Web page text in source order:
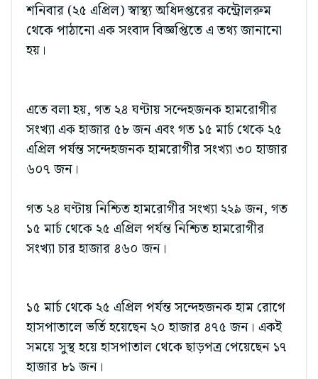
শনিবার (২৫ এপ্রিল) স্বাস্থ্য অধিদপ্তরের কন্ট্রোলরুম
থেকে পাঠানো এক সংবাদ বিজ্ঞপ্তিতে এ তথ্য জানানো
হয়।
এতে বলা হয়, গত ২৪ ঘণ্টায় সন্দেহজনক হামরোগীর
সংখ্যা এক হাজার ৫৮ জন এবং গত ১৫ মার্চ থেকে ২৫
এপ্রিল পর্যন্ত সন্দেহজনক হামরোগীর সংখ্যা ৩০ হাজার
৬০৭ জন।
গত ২৪ ঘণ্টায় নিশ্চিত হামরোগীর সংখ্যা ২২৯ জন, গত
১৫ মার্চ থেকে ২৫ এপ্রিল পর্যন্ত নিশ্চিত হামরোগীর
সংখ্যা চার হাজার ৪৬০ জন।
১৫ মার্চ থেকে ২৫ এপ্রিল পর্যন্ত সন্দেহজনক হাম রোগে
হাসপাতালে ভর্তি হয়েছেন ২০ হাজার ৪৭৫ জন। একই
সময়ে সুস্থ হয়ে হাসপাতাল থেকে ছাড়পত্র পেয়েছেন ১৭
হাজার ৮১ জন।